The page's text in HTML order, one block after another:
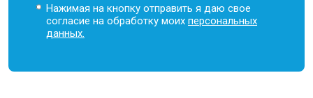
Нажимая на кнопку отправить я даю свое
согласие на обработку моихперсональных
данных.